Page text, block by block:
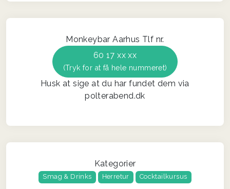
Monkeybar Aarhus Tlf nr.
60 17 xx xx
(Tryk for at få hele nummeret)
Husk at sige at du har fundet dem via
polterabend.dk
Kategorier
Smag & Drinks Herretur Cocktailkursus